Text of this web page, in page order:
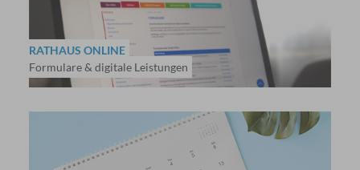
RATHAUS ONLINE
Formulare & digitale Leistungen